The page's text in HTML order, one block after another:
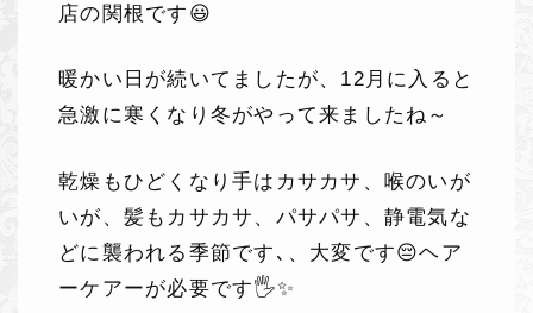
店の関根です😃
暖かい日が続いてましたが、12月に入ると
急激に寒くなり冬がやって来ましたね～
乾燥もひどくなり手はカサカサ、喉のいが
いが、髪もカサカサ、パサパサ、静電気な
どに襲われる季節です､、大変です😔ヘア
ーケアーが必要です🖐️✨